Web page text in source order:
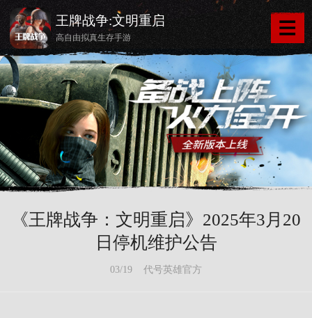
王牌战争:文明重启
高自由拟真生存手游
《王牌战争：文明重启》2025年3月20
日停机维护公告
03/19 代号英雄官方